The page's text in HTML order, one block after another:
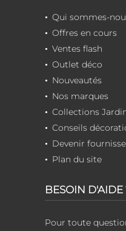
Qui sommes-
Offres en cours
Ventes flash
Outlet déco
Nouveautés
Nos marques
Collections
Conseils
Devenir
Plan du site
BESOIN D'AIDE
Pour toute